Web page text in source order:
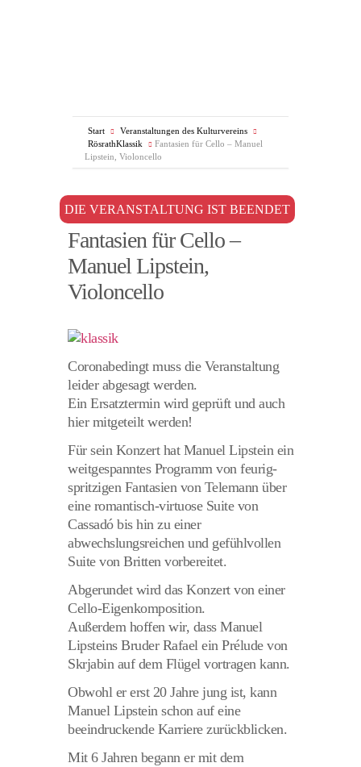
Start
Veranstaltungen des Kulturvereins
RösrathKlassik
Fantasien für Cello – Manuel
Lipstein, Violoncello
DIE VERANSTALTUNG IST BEENDET
Fantasien für Cello –
Manuel Lipstein,
Violoncello
Coronabedingt muss die Veranstaltung
leider abgesagt werden.
Ein Ersatztermin wird geprüft und auch
hier mitgeteilt werden!
Für sein Konzert hat Manuel Lipstein ein
weitgespanntes Programm von feurig-
spritzigen Fantasien von Telemann über
eine romantisch-virtuose Suite von
Cassadó bis hin zu einer
abwechslungsreichen und gefühlvollen
Suite von Britten vorbereitet.
Abgerundet wird das Konzert von einer
Cello-Eigenkomposition.
Außerdem hoffen wir, dass Manuel
Lipsteins Bruder Rafael ein Prélude von
Skrjabin auf dem Flügel vortragen kann.
Obwohl er erst 20 Jahre jung ist, kann
Manuel Lipstein schon auf eine
beeindruckende Karriere zurückblicken.
Mit 6 Jahren begann er mit dem